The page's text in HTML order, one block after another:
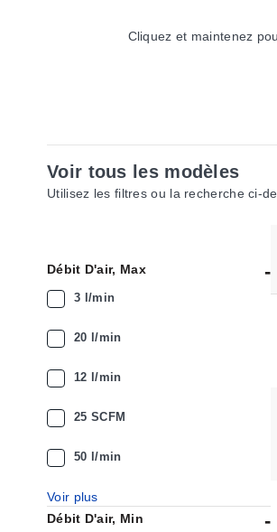
Cliquez et maintenez
Voir tous les modèles
Utilisez les filtres ou la recherche ci-
Débit D'air, Max
3 l/min
20 l/min
12 l/min
25 SCFM
50 l/min
Voir plus
Débit D'air, Min